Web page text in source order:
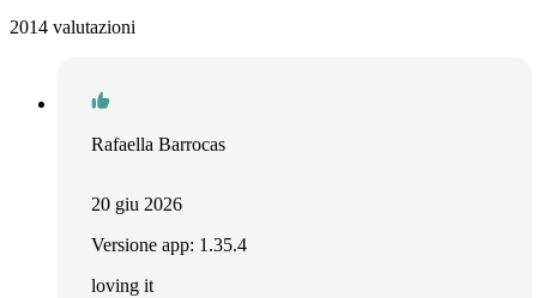
2014 valutazioni
Rafaella Barrocas
20 giu 2026
Versione app: 1.35.4
loving it